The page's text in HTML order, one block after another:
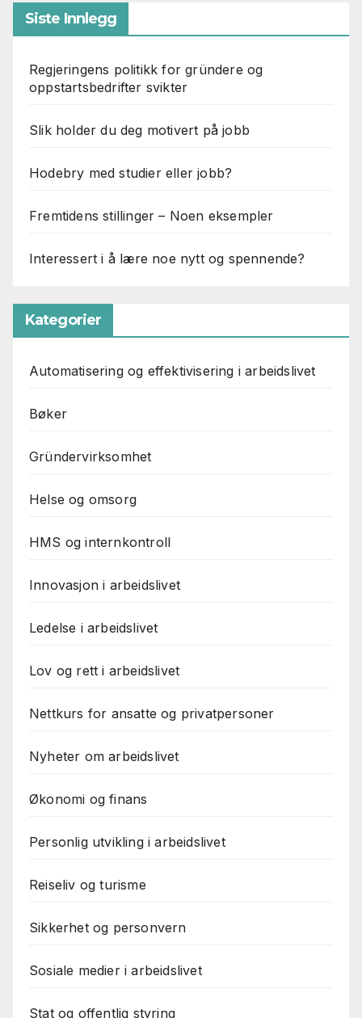
Siste Innlegg
Regjeringens politikk for gründere og
oppstartsbedrifter svikter
Slik holder du deg motivert på jobb
Hodebry med studier eller jobb?
Fremtidens stillinger – Noen eksempler
Interessert i å lære noe nytt og spennende?
Kategorier
Automatisering og effektivisering i arbeidslivet
Bøker
Gründervirksomhet
Helse og omsorg
HMS og internkontroll
Innovasjon i arbeidslivet
Ledelse i arbeidslivet
Lov og rett i arbeidslivet
Nettkurs for ansatte og privatpersoner
Nyheter om arbeidslivet
Økonomi og finans
Personlig utvikling i arbeidslivet
Reiseliv og turisme
Sikkerhet og personvern
Sosiale medier i arbeidslivet
Stat og offentlig styring